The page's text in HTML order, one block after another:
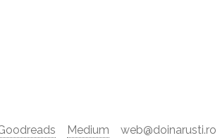
Medium web@doinarusti.ro